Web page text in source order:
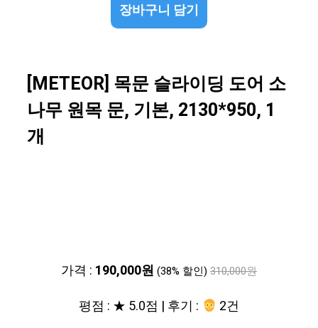
장바구니 담기
[METEOR] 목문 슬라이딩 도어 소
나무 원목 문, 기본, 2130*950, 1
개
가격 : 190,000원 (38% 할인) 310,000원
평점 : ★ 5.0점 | 후기 : 2건